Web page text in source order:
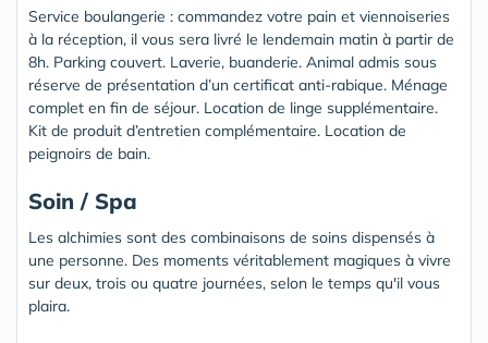
Service boulangerie : commandez votre pain et viennoiseries
à la réception, il vous sera livré le lendemain matin à partir de
8h. Parking couvert. Laverie, buanderie. Animal admis sous
réserve de présentation d’un certificat anti-rabique. Ménage
complet en fin de séjour. Location de linge supplémentaire.
Kit de produit d’entretien complémentaire. Location de
peignoirs de bain.
Soin / Spa
Les alchimies sont des combinaisons de soins dispensés à
une personne. Des moments véritablement magiques à vivre
sur deux, trois ou quatre journées, selon le temps qu'il vous
plaira.